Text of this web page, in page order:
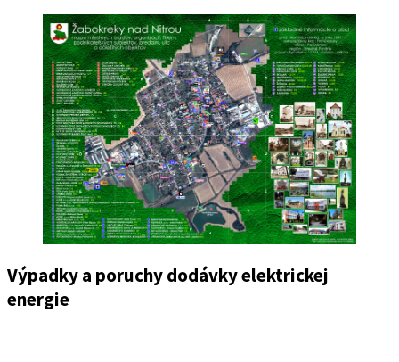
Výpadky a poruchy dodávky elektrickej
energie